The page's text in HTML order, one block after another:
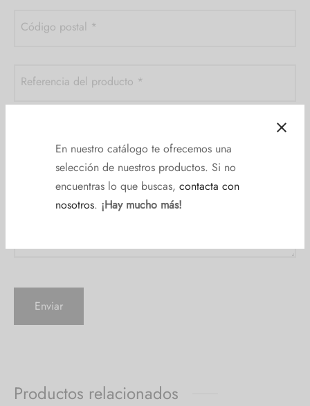
En nuestro catálogo te ofrecemos una
selección de nuestros productos. Si no
encuentras lo que buscas, contacta con
nosotros. ¡Hay mucho más!
Código postal *
Referencia del producto *
Productos relacionados